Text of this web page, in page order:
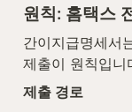
원칙: 홈택스
간이지급명세서
제출이 원칙입니
제출 경로